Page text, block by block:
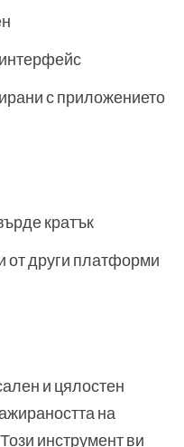
с приложението
кратък
от други платформи
и цялостен
на
инструмент ви